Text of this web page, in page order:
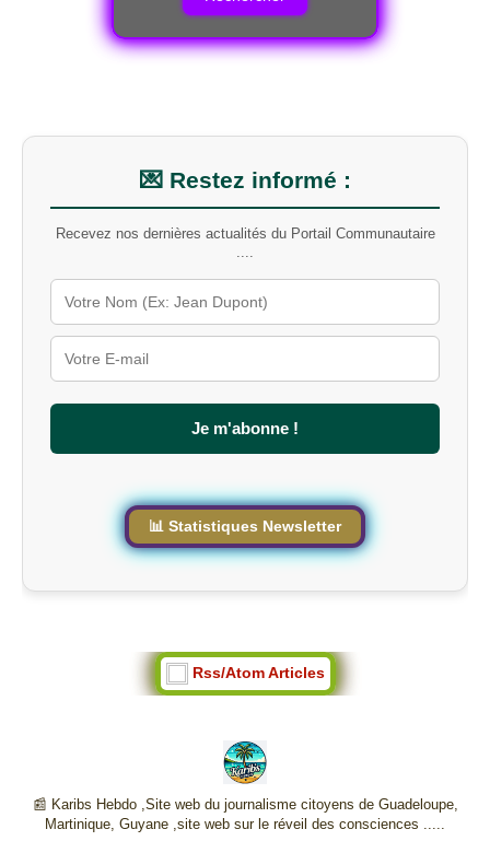
c
m
o
t
-
l
é
u
r
l
e
💌 Restez informé :
Recevez nos dernières actualités du Portail Communautaire
....
Je m'abonne !
📊 Statistiques Newsletter
Rss/Atom Articles
📰 Karibs Hebdo ,Site web du journalisme citoyens de Guadeloupe,
Martinique, Guyane ,site web sur le réveil des consciences .....